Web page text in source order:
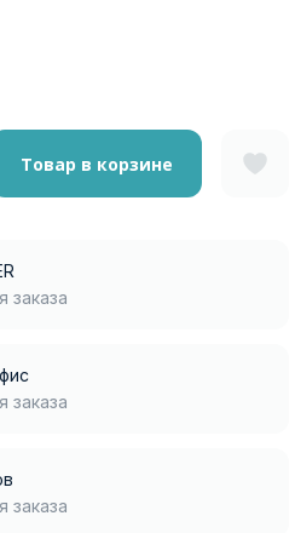
Товар в корзине
заказа
заказа
заказа